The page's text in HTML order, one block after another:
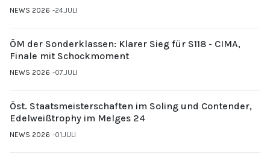
NEWS 2026 24.JULI
ÖM der Sonderklassen: Klarer Sieg für S118 - CIMA,
Finale mit Schockmoment
NEWS 2026 07.JULI
Öst. Staatsmeisterschaften im Soling und Contender,
Edelweißtrophy im Melges 24
NEWS 2026 01.JULI